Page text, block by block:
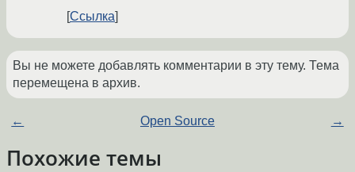
Ссылка
Вы не можете добавлять комментарии в эту тему. Тема
перемещена в архив.
← Open Source →
Похожие темы